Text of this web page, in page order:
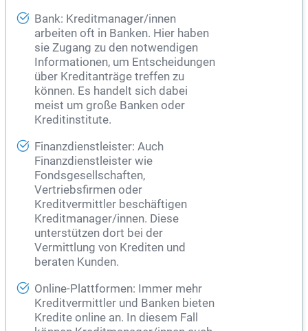
Bank: Kreditmanager/innen
arbeiten oft in Banken. Hier haben
sie Zugang zu den notwendigen
Informationen, um Entscheidungen
über Kreditanträge treffen zu
können. Es handelt sich dabei
meist um große Banken oder
Kreditinstitute.
Finanzdienstleister: Auch
Finanzdienstleister wie
Fondsgesellschaften,
Vertriebsfirmen oder
Kreditvermittler beschäftigen
Kreditmanager/innen. Diese
unterstützen dort bei der
Vermittlung von Krediten und
beraten Kunden.
Online-Plattformen: Immer mehr
Kreditvermittler und Banken bieten
Kredite online an. In diesem Fall